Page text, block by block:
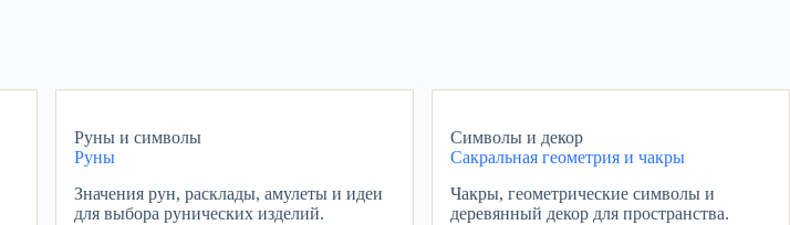
Руны и символы
Руны
Значения рун, расклады, амулеты и идеи
для выбора рунических изделий.
Символы и декор
Сакральная геометрия и чакры
Чакры, геометрические символы и
деревянный декор для пространства.